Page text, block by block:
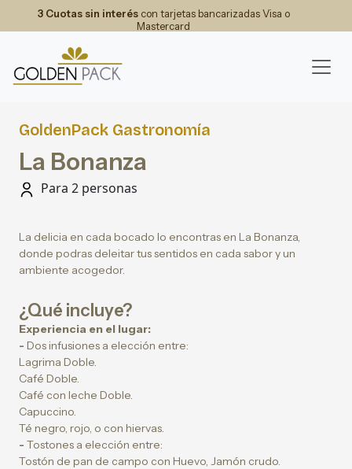
3 Cuotas sin interéscon tarjetas bancarizadas Visa o
Mastercard
GoldenPack Gastronomía
La Bonanza
Para 2 personas
La delicia en cada bocado lo encontras en La Bonanza,
donde podras deleitar tus sentidos en cada sabor y un
ambiente acogedor.
¿Qué incluye?
Experiencia en el lugar:
- Dos infusiones a elección entre:
Lagrima Doble.
Café Doble.
Café con leche Doble.
Capuccino.
Té negro, rojo, o con hiervas.
- Tostones a elección entre:
Tostón de pan de campo con Huevo, Jamón crudo.